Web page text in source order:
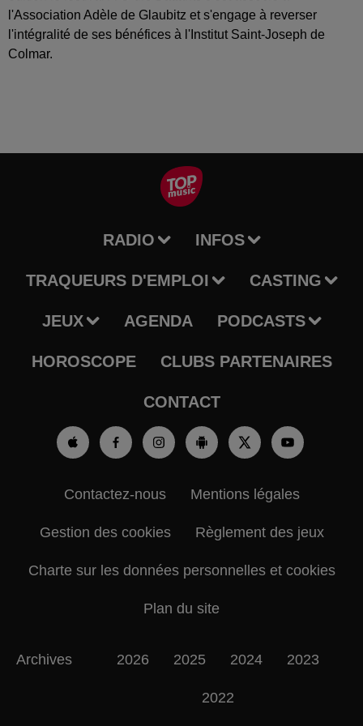
l'Association Adèle de Glaubitz et s'engage à reverser
l'intégralité de ses bénéfices à l'Institut Saint-Joseph de
Colmar.
RADIO INFOS
TRAQUEURS D'EMPLOI CASTING
JEUX AGENDA PODCASTS
HOROSCOPE CLUBS PARTENAIRES
CONTACT
Contactez-nous Mentions légales
Gestion des cookies Règlement des jeux
Charte sur les données personnelles et cookies
Plan du site
Archives 2026 2025 2024 2023
2022